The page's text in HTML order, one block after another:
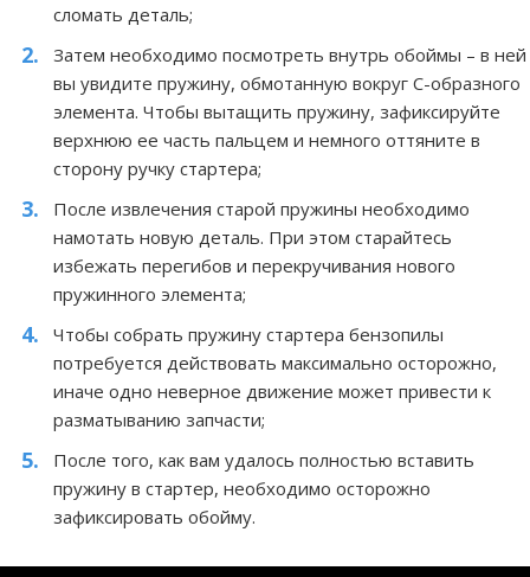
сломать деталь;
Затем необходимо посмотреть внутрь обоймы – в ней
вы увидите пружину, обмотанную вокруг С-образного
элемента. Чтобы вытащить пружину, зафиксируйте
верхнюю ее часть пальцем и немного оттяните в
сторону ручку стартера;
После извлечения старой пружины необходимо
намотать новую деталь. При этом старайтесь
избежать перегибов и перекручивания нового
пружинного элемента;
Чтобы собрать пружину стартера бензопилы
потребуется действовать максимально осторожно,
иначе одно неверное движение может привести к
разматыванию запчасти;
После того, как вам удалось полностью вставить
пружину в стартер, необходимо осторожно
зафиксировать обойму.